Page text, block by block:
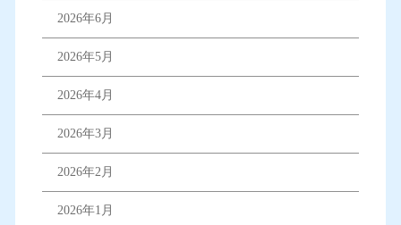
2026年6月
2026年5月
2026年4月
2026年3月
2026年2月
2026年1月